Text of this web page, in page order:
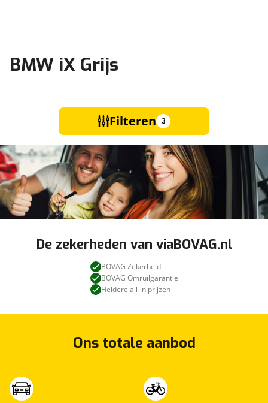
BMW iX Grijs
Filteren 3
De zekerheden van viaBOVAG.nl
BOVAG Zekerheid
BOVAG Omruilgarantie
Heldere all-in prijzen
Ons totale aanbod